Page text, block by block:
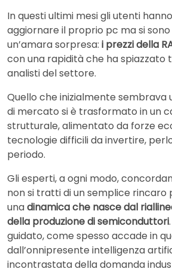
In questi ultimi mesi gli utenti
aggiornare il proprio pc ma si
un’amara sorpresa: i prezzi della
con una rapidità che ha spiazzato
analisti del settore.
Quello che inizialmente sembrava
di mercato si è trasformato in un
strutturale, alimentato da forze
tecnologie difficili da invertire,
periodo.
Gli esperti, a ogni modo,
non si tratti di un semplice rincaro
unadinamica che nasce dal
della produzione di semiconduttori
guidato, come spesso accade in
dall’onnipresente intelligenza
incontrastata della domanda